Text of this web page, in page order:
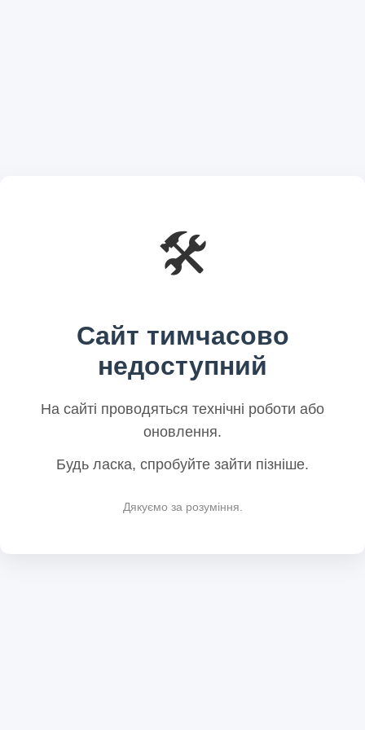
🛠️
Сайт тимчасово
недоступний
На сайті проводяться технічні роботи або
оновлення.
Будь ласка, спробуйте зайти пізніше.
Дякуємо за розуміння.